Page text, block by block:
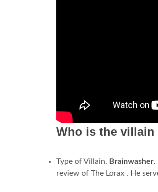
Who is the
Type of Villain. Brainwasher.
review of The Lorax . He